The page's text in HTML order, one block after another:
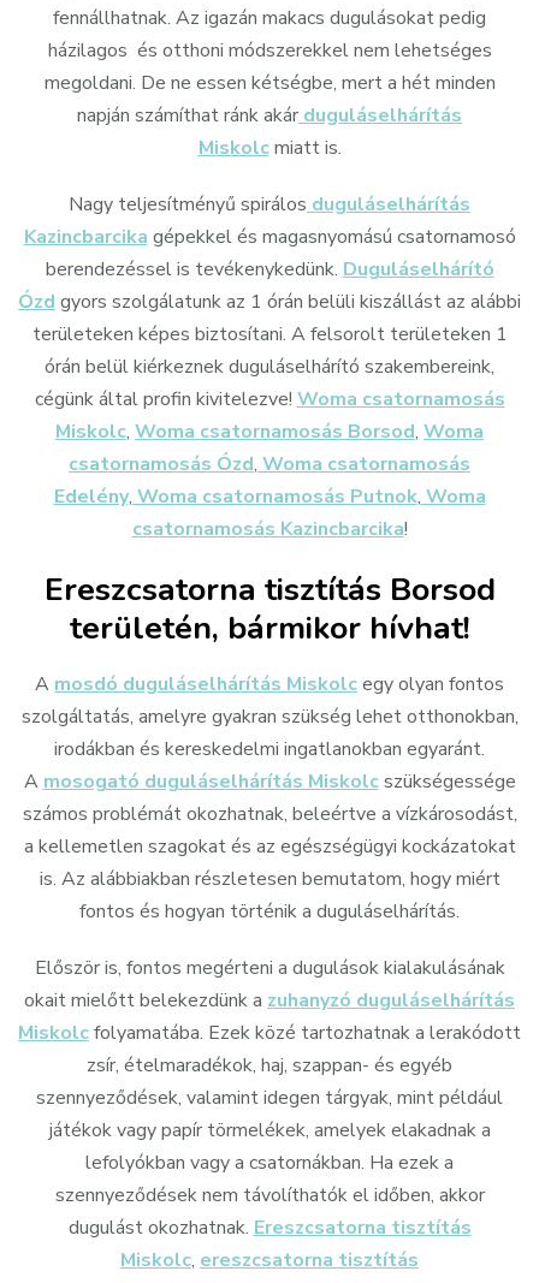
fennállhatnak. Az igazán makacs dugulásokat pedig
házilagos és otthoni módszerekkel nem lehetséges
megoldani. De ne essen kétségbe, mert a hét minden
napján számíthat ránk akár duguláselhárítás
Miskolcmiatt is.
Nagy teljesítményű spirálos duguláselhárítás
Kazincbarcika gépekkel és magasnyomású csatornamosó
berendezéssel is tevékenykedünk. Duguláselhárító
Ózd gyors szolgálatunk az 1 órán belüli kiszállást az alábbi
területeken képes biztosítani. A felsorolt területeken 1
órán belül kiérkeznek duguláselhárító szakembereink,
cégünk által profin kivitelezve! Woma csatornamosás
Miskolc, Woma csatornamosás Borsod, Woma
csatornamosás Ózd, Woma csatornamosás
Edelény, Woma csatornamosás Putnok, Woma
csatornamosás Kazincbarcika!
Ereszcsatorna tisztítás Borsod
területén, bármikor hívhat!
A mosdó duguláselhárítás Miskolcegy olyan fontos
szolgáltatás, amelyre gyakran szükség lehet otthonokban,
irodákban és kereskedelmi ingatlanokban egyaránt.
A mosogató duguláselhárítás Miskolcszükségessége
számos problémát okozhatnak, beleértve a vízkárosodást,
a kellemetlen szagokat és az egészségügyi kockázatokat
is. Az alábbiakban részletesen bemutatom, hogy miért
fontos és hogyan történik a duguláselhárítás.
Először is, fontos megérteni a dugulások kialakulásának
okait mielőtt belekezdünk a zuhanyzó duguláselhárítás
Miskolcfolyamatába. Ezek közé tartozhatnak a lerakódott
zsír, ételmaradékok, haj, szappan- és egyéb
szennyeződések, valamint idegen tárgyak, mint például
játékok vagy papír törmelékek, amelyek elakadnak a
lefolyókban vagy a csatornákban. Ha ezek a
szennyeződések nem távolíthatók el időben, akkor
dugulást okozhatnak. Ereszcsatorna tisztítás
Miskolc, ereszcsatorna tisztítás